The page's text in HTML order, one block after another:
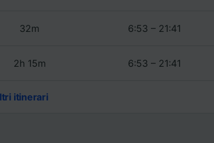
32m 6:53 – 21:41
2h 15m 6:53 – 21:41
itinerari